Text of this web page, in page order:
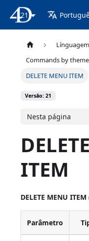
Documentação
21
Commands by theme
DELETE MENU ITEM
Versão: 21
Nesta página
ITEM
DELETE MENU ITEM
Parâmetro